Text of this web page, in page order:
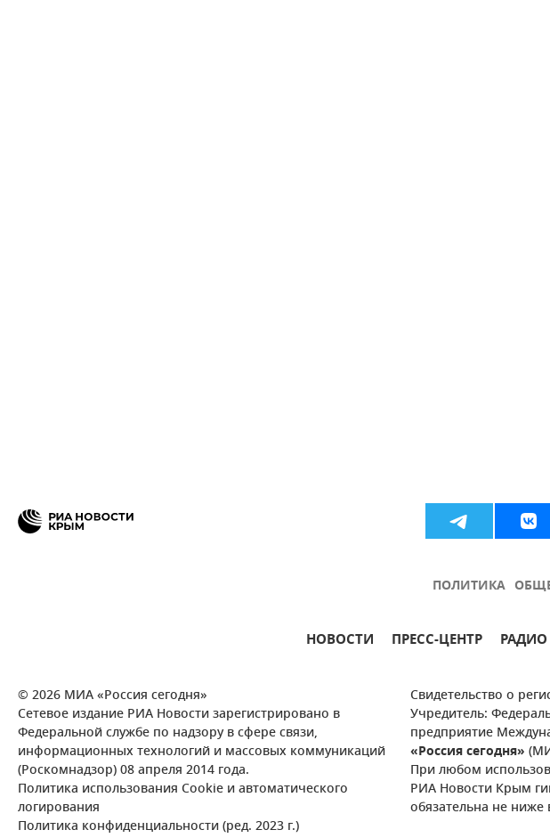
ПОЛИТИКА
НОВОСТИ ПРЕСС-ЦЕНТР РАДИО
© 2026 МИА «Россия сегодня»
Сетевое издание РИА Новости зарегистрировано в
Федеральной службе по надзору в сфере связи,
информационных технологий и массовых коммуникаций
(Роскомнадзор) 08 апреля 2014 года.
Политика использования Cookie и автоматического
логирования
Политика конфиденциальности (ред. 2023 г.)
Свидетельство о
Учредитель:
предприятие
«Россия сегодня»
При любом
РИА Новости Крым
обязательна не ниже